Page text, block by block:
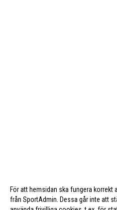
För att hemsidan ska fungera korrekt
från SportAdmin. Dessa går inte att